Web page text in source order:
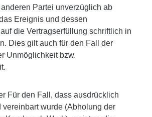
Partei unverzüglich ab
Ereignis und dessen
die Vertragserfüllung schriftlich in
Dies gilt auch für den Fall der
Unmöglichkeit bzw.
Für den Fall, dass ausdrücklich
wurde (Abholung der